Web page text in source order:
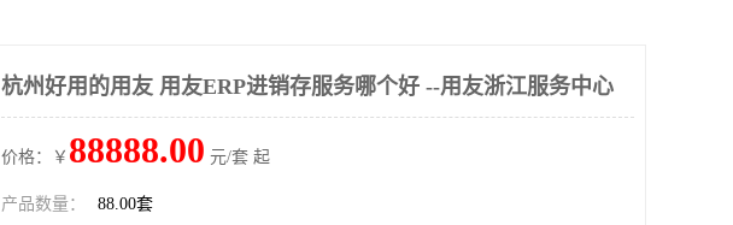
杭州好用的用友 用友ERP进销存服务哪个好 --用友浙江服务中心
价格：￥ 88888.00 元/套 起
产品数量： 88.00套